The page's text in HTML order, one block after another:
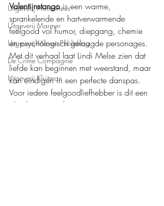
Uitgeverij Prometheus
Uitgeverij Marmer
Uitgeverij Maven Publishing
De Crime Compagnie
Uitgeverij Kluitman
Valentijnstango is een warme,
sprankelende en hartverwarmende
feelgood vol humor, diepgang, chemie
en psychologisch gelaagde personages.
Met dit verhaal laat Lindi Melse zien dat
liefde kan beginnen met weerstand, maar
kan eindigen in een perfecte danspas.
Voor iedere feelgoodliefhebber is dit een
absolute aanrader.